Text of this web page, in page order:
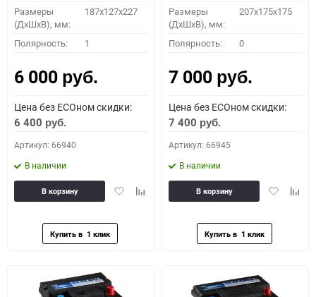
Размеры
(ДхШхВ), мм:
187x127x227
Полярность: 1
6 000 руб.
Цена без ECOном скидки:
6 400 руб.
Артикул: 66940
В наличии
ДобавитьДобавить
В корзину
Размеры
(ДхШхВ), мм:
207x175x175
Полярность: 0
7 000 руб.
Цена без ECOном скидки:
7 400 руб.
Артикул: 66945
В наличии
Добавить
В корзину